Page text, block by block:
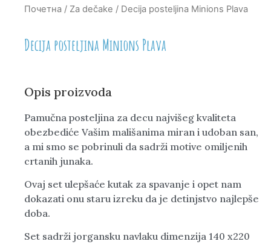
Почетна / Za dečake / Decija posteljina Minions Plava
Decija posteljina Minions Plava
Opis proizvoda
Pamučna posteljina za decu najvišeg kvaliteta
obezbediće Vašim mališanima miran i udoban san,
a mi smo se pobrinuli da sadrži motive omiljenih
crtanih junaka.
Ovaj set ulepšaće kutak za spavanje i opet nam
dokazati onu staru izreku da je detinjstvo najlepše
doba.
Set sadrži jorgansku navlaku dimenzija 140 x220